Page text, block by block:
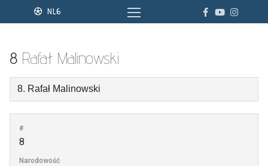
do
NL6
8 Rafał Malinowski
#
8
Narodowość